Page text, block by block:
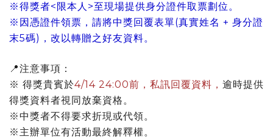
※得獎者<限本人>至現場提供身分證件取票劃位。
※因憑證件領票，請將中獎回覆表單(真實姓名 + 身分證
末5碼)，改以轉贈之好友資料。
📍注意事項：
※ 得獎貴賓於4/14 24:00前，私訊回覆資料， 逾時提供
得獎資料者視同放棄資格。
※中獎者不得要求折現或代領。
※主辦單位有活動最終解釋權。